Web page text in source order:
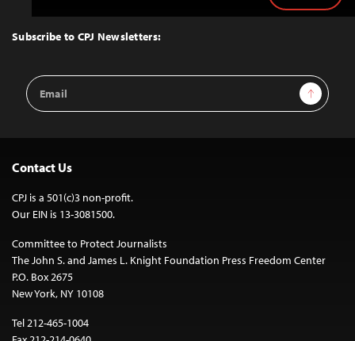
Top
Subscribe to CPJ Newsletters:
Email
Address
Sign Up
Contact Us
CPJ is a 501(c)3 non-profit.
Our EIN is 13-3081500.
Committee to Protect Journalists
The John S. and James L. Knight Foundation Press Freedom Center
P.O. Box 2675
New York, NY 10108
Tel 212-465-1004